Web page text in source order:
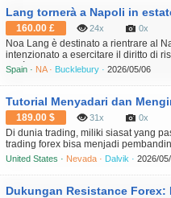
Lang tornerà a Napoli in
160.00 £ 24x 0x
Noa Lang è destinato a rientrare al
intenzionato a esercitare il diritto di
metà stagione. Il club turco, sempre
Spain · NA · Bucklebury · 2026/05/06
Tutorial Menyadari dan
189.00 $ 31x 0x
Di dunia trading, miliki siasat yang
trading forex bisa menjadi
dan penuh ketidaktetapan tuntut
United States · Nevada · Dalvik · 2026/